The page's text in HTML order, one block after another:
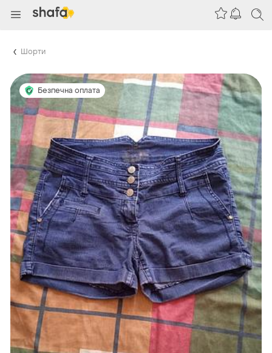
Шорти
Безпечна оплата